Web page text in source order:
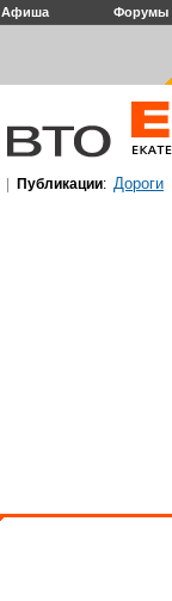
Афиша Форумы
Публикации: Дороги